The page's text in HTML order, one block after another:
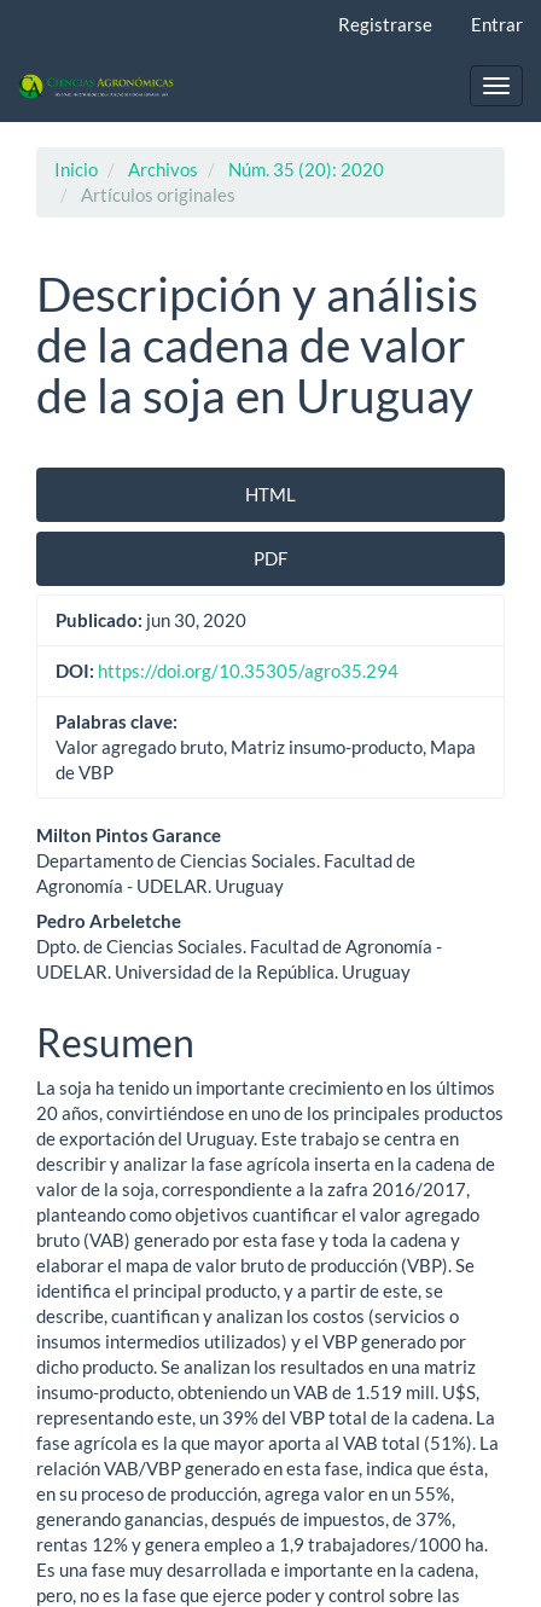
principal
Registrarse Entrar
Inicio Archivos
Núm. 35 (20): 2020
Artículos originales
Descripción y análisis
de la cadena de valor
de la soja en Uruguay
Barra
lateral
del
artículo
HTML
PDF
Publicado: jun 30, 2020
DOI: https://doi.org/10.35305/agro35.294
Palabras clave:
Valor agregado bruto, Matriz insumo-producto, Mapa
de VBP
Contenido
principal
del
artículo
Milton Pintos Garance
Departamento de Ciencias Sociales. Facultad de
Agronomía - UDELAR. Uruguay
Pedro Arbeletche
Dpto. de Ciencias Sociales. Facultad de Agronomía -
UDELAR. Universidad de la República. Uruguay
Resumen
La soja ha tenido un importante crecimiento en los últimos
20 años, convirtiéndose en uno de los principales productos
de exportación del Uruguay. Este trabajo se centra en
describir y analizar la fase agrícola inserta en la cadena de
valor de la soja, correspondiente a la zafra 2016/2017,
planteando como objetivos cuantificar el valor agregado
bruto (VAB) generado por esta fase y toda la cadena y
elaborar el mapa de valor bruto de producción (VBP). Se
identifica el principal producto, y a partir de este, se
describe, cuantifican y analizan los costos (servicios o
insumos intermedios utilizados) y el VBP generado por
dicho producto. Se analizan los resultados en una matriz
insumo-producto, obteniendo un VAB de 1.519 mill. U$S,
representando este, un 39% del VBP total de la cadena. La
fase agrícola es la que mayor aporta al VAB total (51%). La
relación VAB/VBP generado en esta fase, indica que ésta,
en su proceso de producción, agrega valor en un 55%,
generando ganancias, después de impuestos, de 37%,
rentas 12% y genera empleo a 1,9 trabajadores/1000 ha.
Es una fase muy desarrollada e importante en la cadena,
pero, no es la fase que ejerce poder y control sobre las